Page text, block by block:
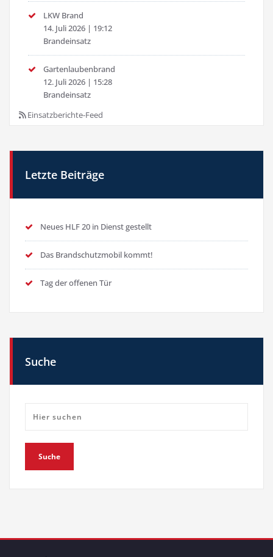
LKW Brand
14. Juli 2026 | 19:12
Brandeinsatz
Gartenlaubenbrand
12. Juli 2026 | 15:28
Brandeinsatz
Einsatzberichte-Feed
Letzte Beiträge
Neues HLF 20 in Dienst gestellt
Das Brandschutzmobil kommt!
Tag der offenen Tür
Suche